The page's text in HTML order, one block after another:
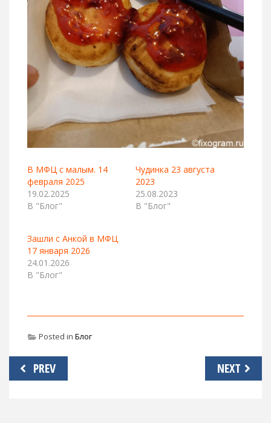
В МФЦ с малым. 14
февраля 2025
19.02.2025
В "Блог"
Чудинка 23 августа
2023
25.08.2023
В "Блог"
Зашли с Анкой в МФЦ
17 января 2026
24.01.2026
В "Блог"
Posted in Блог
Навигация
по
PREV NEXT